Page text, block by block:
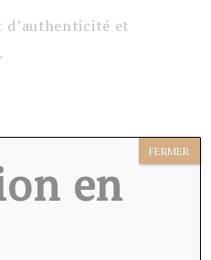
d’authenticité et
vous
en
FERMER